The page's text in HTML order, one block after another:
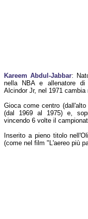
Kareem Abdul-Jabbar:
nella NBA e allenatore di
Alcindor Jr, nel 1971
Gioca come centro
(dal 1969 al 1975) e,
vincendo 6 volte il
Inserito a pieno titolo
(come nel film "L'aereo più